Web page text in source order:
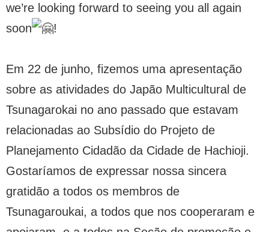
we’re looking forward to seeing you all again
soon
!
Em 22 de junho, fizemos uma apresentação
sobre as atividades do Japão Multicultural de
Tsunagarokai no ano passado que estavam
relacionadas ao Subsídio do Projeto de
Planejamento Cidadão da Cidade de Hachioji.
Gostaríamos de expressar nossa sincera
gratidão a todos os membros de
Tsunagaroukai, a todos que nos cooperaram e